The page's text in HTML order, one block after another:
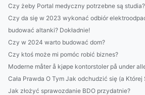
Czy żeby Portal medyczny potrzebne są studia?
Czy da się w 2023 wykonać odbiór
budować altanki? Dokładnie!
Czy w 2024 warto budować dom?
Czy ktoś może mi pomóc robić biznes?
Moderne måter å kjøpe kontorstoler på under
Cała Prawda O Tym Jak odchudzić się (a
Jak złożyć sprawozdanie BDO przydatnie?